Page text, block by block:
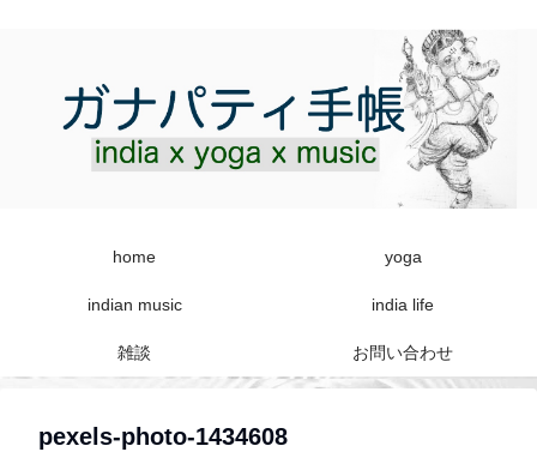
home yoga
indian music india life
雑談 お問い合わせ
pexels-photo-1434608